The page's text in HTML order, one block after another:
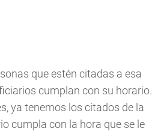
que estén citadas a esa
cumplan con su horario.
ya tenemos los citados de la
cumpla con la hora que se le